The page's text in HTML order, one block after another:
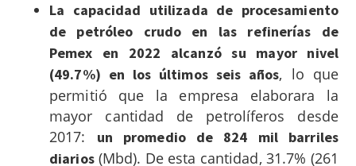
La capacidad utilizada de procesamiento
de petróleo crudo en las refinerías de
Pemex en 2022 alcanzó su mayor nivel
(49.7%) en los últimos seis años, lo que
permitió que la empresa elaborara la
mayor cantidad de petrolíferos desde
2017: un promedio de 824 mil barriles
diarios(Mbd). De esta cantidad, 31.7% (261